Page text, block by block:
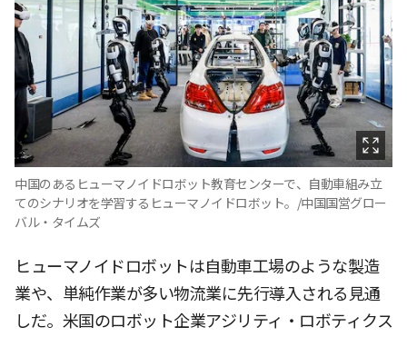
中国のあるヒューマノイドロボット教育センターで、自動車組み立
てのシナリオを学習するヒューマノイドロボット。/中国国営グロー
バル・タイムズ
ヒューマノイドロボットは自動車工場のような製造
業や、単純作業が多い物流業に先行導入される見通
しだ。米国のロボット企業アジリティ・ロボティクス